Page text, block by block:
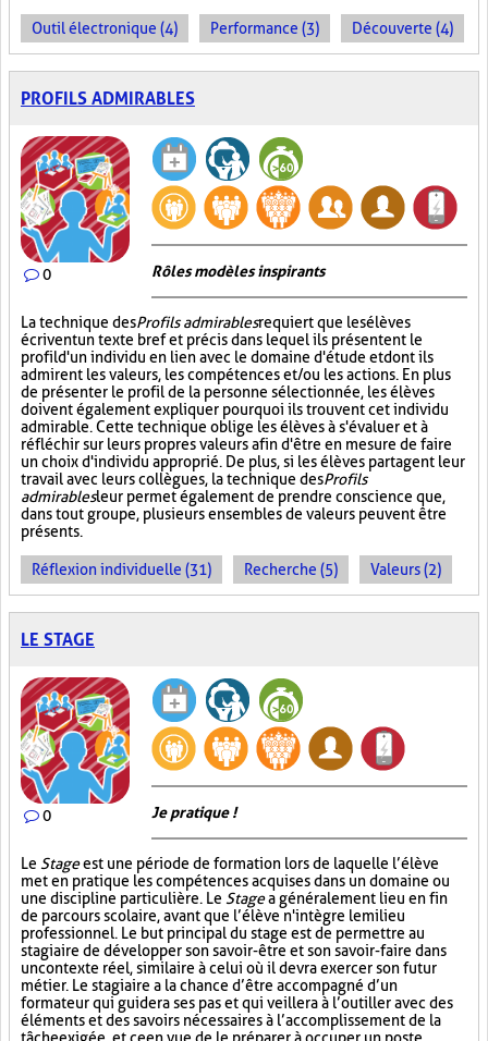
Outil électronique (4) Performance (3) Découverte (4)
PROFILS ADMIRABLES
0 Rôles modèles inspirants
La technique desProfils admirablesrequiert que les élèves
écrivent un texte bref et précis dans lequel ils présentent le
profil d'un individu en lien avec le domaine d'étude et dont ils
admirent les valeurs, les compétences et/ou les actions. En plus
de présenter le profil de la personne sélectionnée, les élèves
doivent également expliquer pourquoi ils trouvent cet individu
admirable. Cette technique oblige les élèves à s'évaluer et à
réfléchir sur leurs propres valeurs afin d'être en mesure de faire
un choix d'individu approprié. De plus, si les élèves partagent leur
travail avec leurs collègues, la technique desProfils
admirablesleur permet également de prendre conscience que,
dans tout groupe, plusieurs ensembles de valeurs peuvent être
présents.
Réflexion individuelle (31) Recherche (5) Valeurs (2)
LE STAGE
0 Je pratique !
Le Stageest une période de formation lors de laquelle l’élève
met en pratique les compétences acquises dans un domaine ou
une discipline particulière. Le Stagea généralement lieu en fin
de parcours scolaire, avant que l’élève n'intègre le milieu
professionnel. Le but principal du stage est de permettre au
stagiaire de développer son savoir-être et son savoir-faire dans
un contexte réel, similaire à celui où il devra exercer son futur
métier. Le stagiaire a la chance d’être accompagné d’un
formateur qui guidera ses pas et qui veillera à l’outiller avec des
éléments et des savoirs nécessaires à l’accomplissement de la